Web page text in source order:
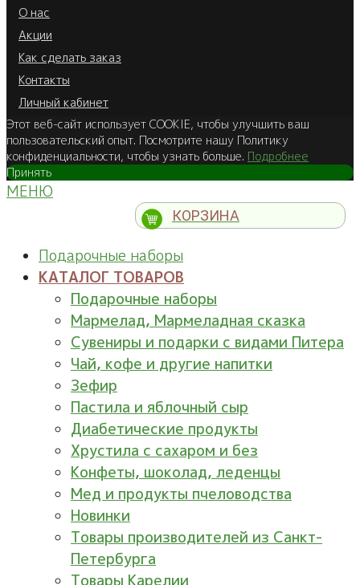
О нас
Акции
Как сделать заказ
Контакты
Личный кабинет
Этот веб-сайт использует COOKIE, чтобы улучшить ваш
пользовательский опыт. Посмотрите нашу Политику
конфиденциальности, чтобы узнать больше. Подробнее
Принять
МЕНЮ
КОРЗИНА
Подарочные наборы
КАТАЛОГ ТОВАРОВ
Подарочные наборы
Мармелад, Мармеладная сказка
Сувениры и подарки с видами Питера
Чай, кофе и другие напитки
Зефир
Пастила и яблочный сыр
Диабетические продукты
Хрустила с сахаром и без
Конфеты, шоколад, леденцы
Мед и продукты пчеловодства
Новинки
Товары производителей из Санкт-
Петербурга
Товары Карелии